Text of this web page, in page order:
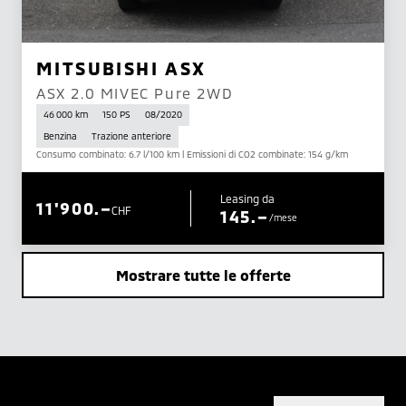
MITSUBISHI ASX
ASX 2.0 MIVEC Pure 2WD
46 000 km 150 PS
08/2020
Benzina
Trazione anteriore
Consumo combinato: 6.7 l/100 km | Emissioni di CO2 combinate: 154 g/km
CHF
11'900.– Leasing da
145.– /mese
Mostrare tutte le offerte